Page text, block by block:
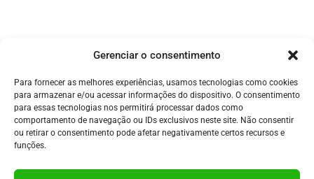
Gerenciar o consentimento
Para fornecer as melhores experiências, usamos tecnologias como cookies
para armazenar e/ou acessar informações do dispositivo. O consentimento
para essas tecnologias nos permitirá processar dados como
comportamento de navegação ou IDs exclusivos neste site. Não consentir
ou retirar o consentimento pode afetar negativamente certos recursos e
funções.
(11) 99957-9170
Solicitar orçamento
| Nos acompanhe nas redes sociais
| Formas de pagamento